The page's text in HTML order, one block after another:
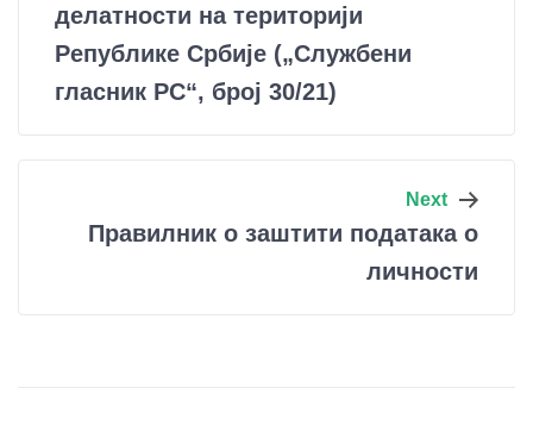
делатности на територији
Републике Србије („Службени
гласник РС“, број 30/21)
Next
Правилник о заштити података о
личности